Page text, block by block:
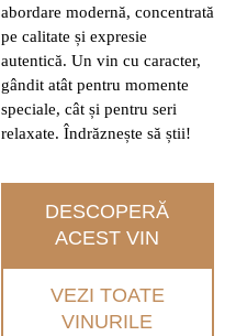
abordare modernă, concentrată
pe calitate și expresie
autentică. Un vin cu caracter,
gândit atât pentru momente
speciale, cât și pentru seri
relaxate. Îndrăznește să știi!
DESCOPERĂ
ACEST VIN
VEZI TOATE
VINURILE